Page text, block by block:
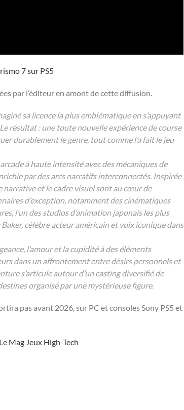
7 sur PS5
par l’éditeur en amont de cette diffusion.
sa licence la plus emblématique en s’appuyant
résultat : une toute nouvelle expérience de course
durablement le genre, tout comme l’a fait le jeu
à haute intensité avec des mécaniques de
par des arcs narratifs interconnectés. Inspirée
narrative et le cadre visuel sont au cœur de
d’exception, notamment des cinématiques
, l’un des studios d’animation japonais les plus
célèbre acteur américain et voix iconique dans
l’amour et la cupidité à des éléments
dans un affrontement entre désirs personnels et
s’articule autour d’un casting diversifié de
organisé par une mystérieuse figure.
pas avant 2026, sur PC et consoles Sony PS5 et
Mag Jeux High-Tech